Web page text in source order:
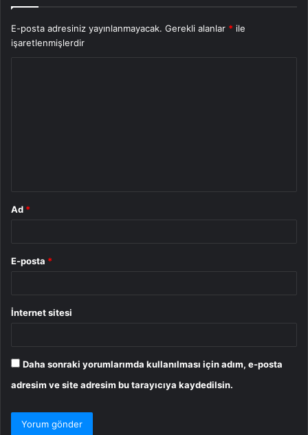
E-posta adresiniz yayınlanmayacak. Gerekli alanlar * ile
işaretlenmişlerdir
Ad *
E-posta *
İnternet sitesi
Daha sonraki yorumlarımda kullanılması için adım, e-posta
adresim ve site adresim bu tarayıcıya kaydedilsin.